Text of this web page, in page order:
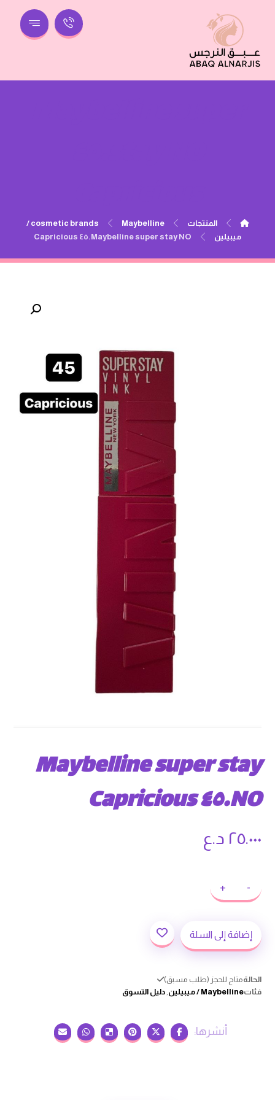
المنتجات cosmetic brands
Maybelline /
ميبيلين
Maybelline super stay NO.٤٥ Capricious
Maybelline super stay
NO.٤٥ Capricious
٢٥.٠٠٠ د.ع
-
+
إضافة إلى السلة
الحالةمتاح للحجز (طلب مسبق)
فئاتMaybelline / ميبيلين ,دليل التسوق